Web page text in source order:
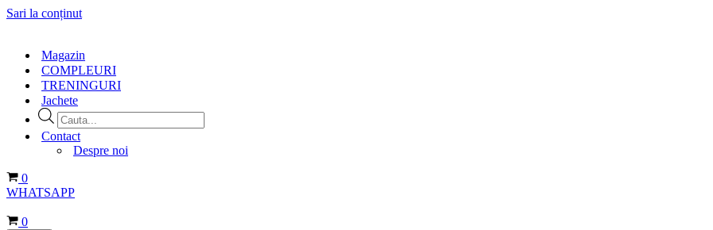
Sari la conținut
Magazin
COMPLEURI
TRENINGURI
Jachete
Products
search
Contact
Despre noi
Coș
0
WHATSAPP
Coș
0